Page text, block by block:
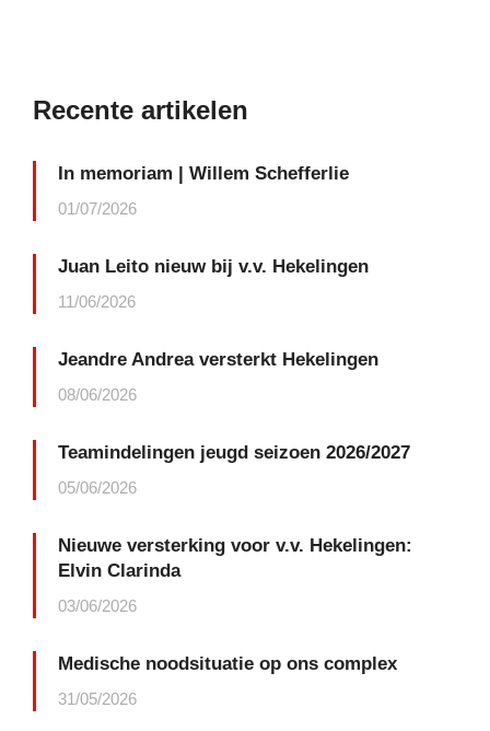
Recente artikelen
In memoriam | Willem Schefferlie
01/07/2026
Juan Leito nieuw bij v.v. Hekelingen
11/06/2026
Jeandre Andrea versterkt Hekelingen
08/06/2026
Teamindelingen jeugd seizoen 2026/2027
05/06/2026
Nieuwe versterking voor v.v. Hekelingen:
Elvin Clarinda
03/06/2026
Medische noodsituatie op ons complex
31/05/2026